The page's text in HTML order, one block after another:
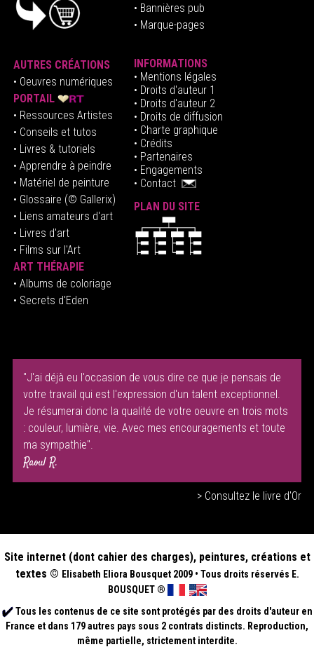
• Bannières pub
• Marque-pages
AUTRES CRÉATIONS
• Oeuvres numériques
PORTAIL
• Ressources Artistes
• Conseils et tutos
• Livres & tutoriels
• Apprendre à peindre
• Matériel de peinture
• Glossaire (© Gallerix)
• Liens amateurs d'art
• Livres d'art
• Films sur l'Art
ART THÉRAPIE
• Albums de coloriage
• Secrets d'Eden
INFORMATIONS
• Mentions légales
• Droits d'auteur1
• Droits d'auteur 2
• Droits de diffusion
• Charte graphique
• Crédits
• Partenaires
• Engagements
• Contact
PLAN DU SITE
"J'ai déjà eu l'occasion de vous dire ce que je pensais de
votre travail qui est l'expression d'un talent exceptionnel.
Je résumerai donc la qualité de votre oeuvre en trois mots
: couleur, lumière, vie. Avec mes encouragements et toute
ma sympathie".
Raoul R.
> Consultez le livre d'Or
Site internet (dont cahier des charges), peintures, créations et
textes © Elisabeth Eliora Bousquet 2009 • Tous droits réservés E.
BOUSQUET ®
Tous les contenus de ce site sont protégés par des droits d'auteur en
France et dans 179 autres pays sous 2 contrats distincts. Reproduction,
même partielle, strictement interdite.